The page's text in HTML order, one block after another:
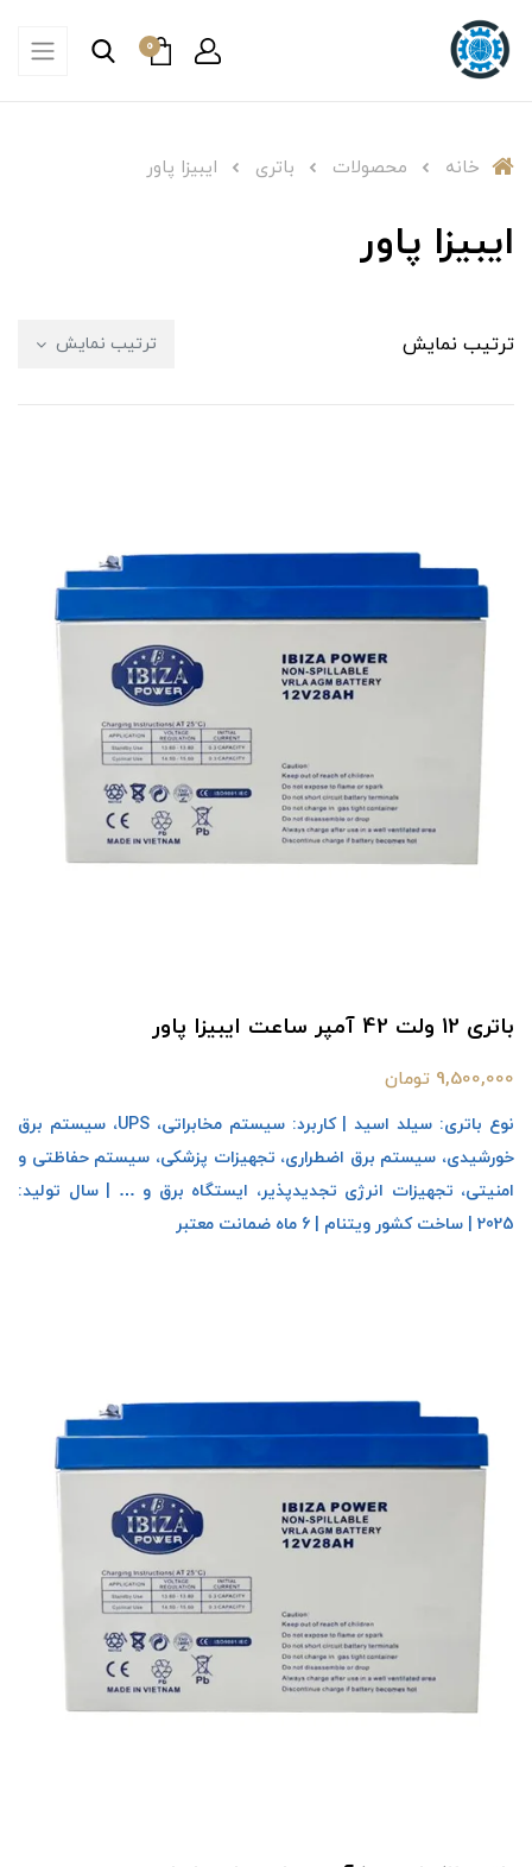
0
خانه محصولات باتری ایبیزا پاور
ایبیزا پاور
ترتیب نمایش ترتیب نمایش
باتری 12 ولت 42 آمپر ساعت ایبیزا پاور
9,500,000 تومان
نوع باتری: سیلد اسید | کاربرد: سیستم مخابراتی، UPS، سیستم برق
خورشیدی، سیستم برق اضطراری، تجهیزات پزشکی، سیستم حفاظتی و
امنیتی، تجهیزات انرژی تجدیدپذیر، ایستگاه برق و … | سال تولید:
2025 | ساخت کشور ویتنام | 6 ماه ضمانت معتبر